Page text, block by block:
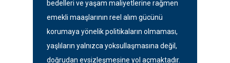
bedelleri ve yaşam maliyetlerine rağmen
emekli maaşlarının reel alım gücünü
korumaya yönelik politikaların olmaması,
yaşlıların yalnızca yoksullaşmasına değil,
doğrudan evsizleşmesine yol açmaktadır.